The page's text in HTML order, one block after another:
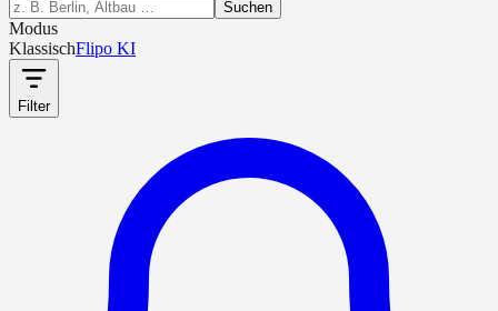
Suchen
Modus
KlassischFlipo KI
Filter